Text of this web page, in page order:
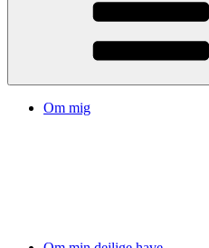
Om mig